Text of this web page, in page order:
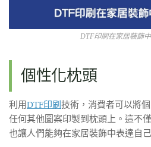
DTF印刷在家居裝飾
個性化枕頭
利用DTF印刷 技術，消費者可以將
任何其他圖案印製到枕頭上。這不
也讓人們能夠在家居裝飾中表達自